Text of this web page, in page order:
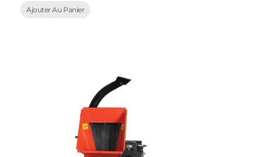
Ajouter Au Panier